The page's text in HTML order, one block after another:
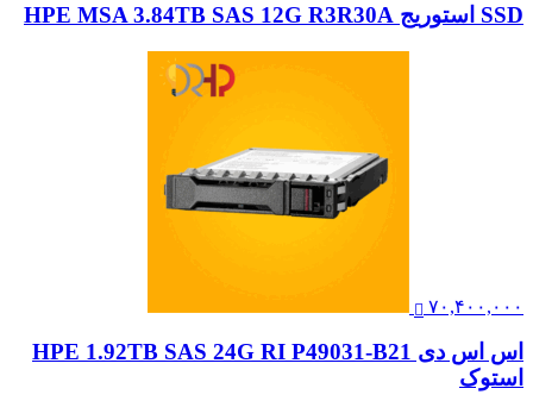
SSD استوریج HPE MSA 3.84TB SAS 12G R3R30A
۷۰,۴۰۰,۰۰۰
اس اس دی HPE 1.92TB SAS 24G RI P49031-B21
استوک